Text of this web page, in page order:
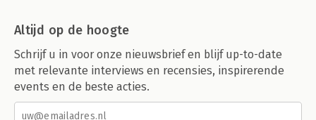
Altijd op de hoogte
Schrijf u in voor onze nieuwsbrief en blijf up-to-date
met relevante interviews en recensies, inspirerende
events en de beste acties.